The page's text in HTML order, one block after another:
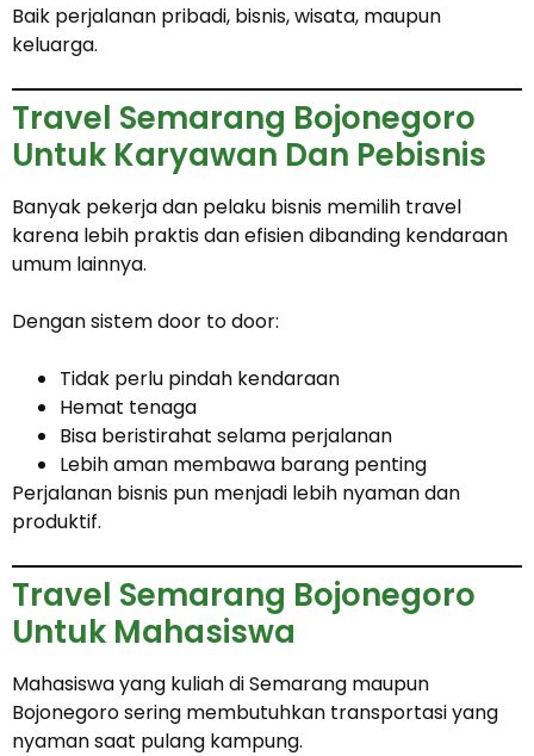
Baik perjalanan pribadi, bisnis, wisata, maupun
keluarga.
Travel Semarang Bojonegoro
Untuk Karyawan Dan Pebisnis
Banyak pekerja dan pelaku bisnis memilih travel
karena lebih praktis dan efisien dibanding kendaraan
umum lainnya.
Dengan sistem door to door:
Tidak perlu pindah kendaraan
Hemat tenaga
Bisa beristirahat selama perjalanan
Lebih aman membawa barang penting
Perjalanan bisnis pun menjadi lebih nyaman dan
produktif.
Travel Semarang Bojonegoro
Untuk Mahasiswa
Mahasiswa yang kuliah di Semarang maupun
Bojonegoro sering membutuhkan transportasi yang
nyaman saat pulang kampung.